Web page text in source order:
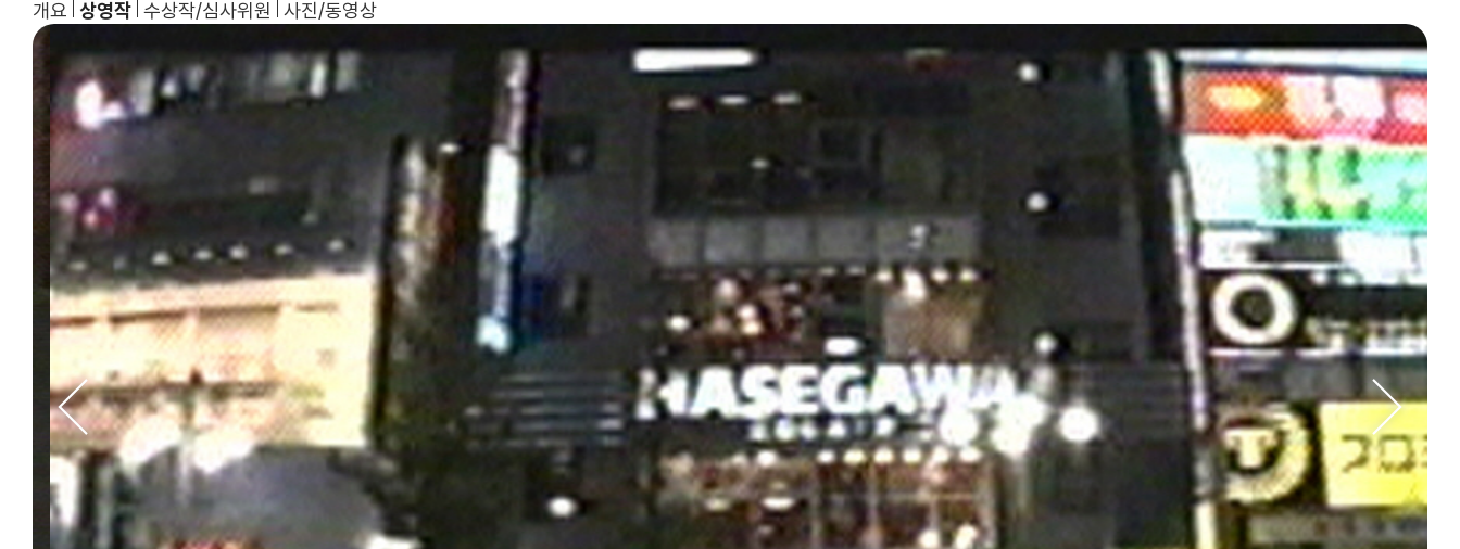
개요 상영작 수상작/심사위원 사진/동영상